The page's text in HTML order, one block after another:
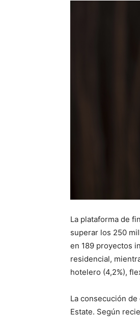
La plataforma de
superar los 250
en 189 proyectos
residencial,
hotelero (4,2%),
La consecución
Estate. Según